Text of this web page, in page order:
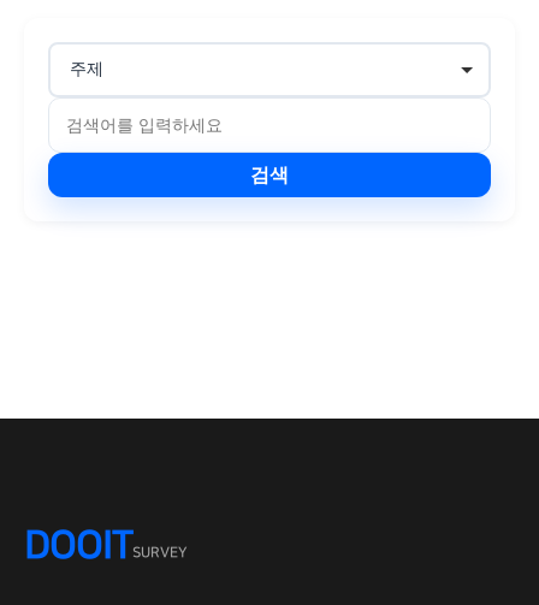
검색
DOOITSURVEY